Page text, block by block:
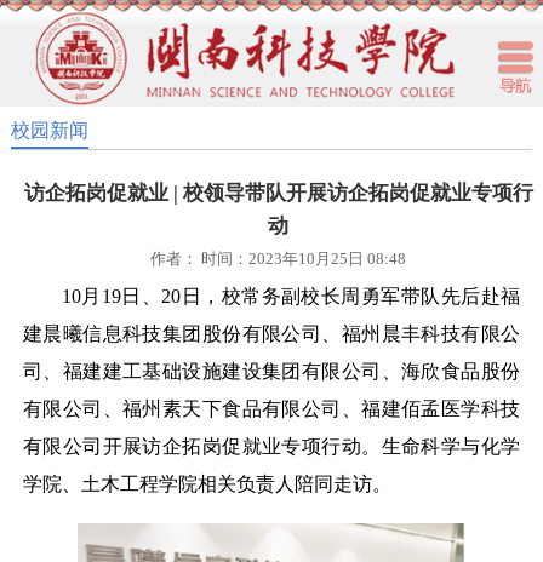
校园新闻
访企拓岗促就业 | 校领导带队开展访企拓岗促就业专项行
动
作者： 时间：2023年10月25日 08:48
10月19日、20日，校常务副校长周勇军带队先后赴福
建晨曦信息科技集团股份有限公司、福州晨丰科技有限公
司、福建建工基础设施建设集团有限公司、海欣食品股份
有限公司、福州素天下食品有限公司、福建佰孟医学科技
有限公司开展访企拓岗促就业专项行动。生命科学与化学
学院、土木工程学院相关负责人陪同走访。